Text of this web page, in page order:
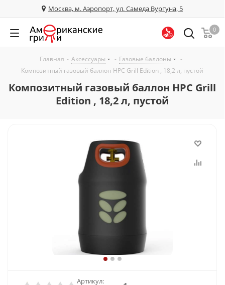
Москва, м. Аэропорт, ул. Самеда Вургуна, 5
0
Главная - Аксессуары - Газовые баллоны
-
Композитный газовый баллон HPC Grill Edition , 18,2 л, пустой
Композитный газовый баллон HPC Grill
Edition , 18,2 л, пустой
Артикул: